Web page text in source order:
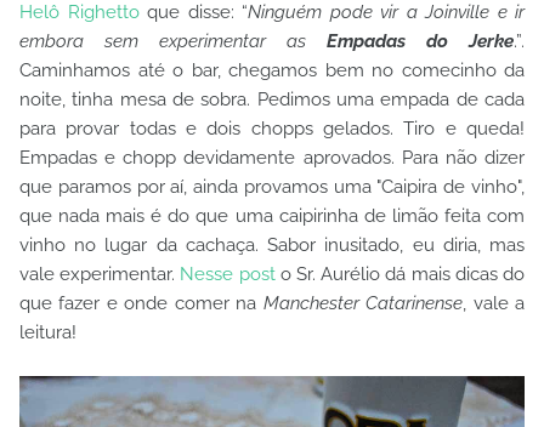
Helô Righettoque disse: “Ninguém pode vir a Joinville e ir
embora sem experimentar as Empadas do Jerke.”.
Caminhamos até o bar, chegamos bem no comecinho da
noite, tinha mesa de sobra. Pedimos uma empada de cada
para provar todas e dois chopps gelados. Tiro e queda!
Empadas e chopp devidamente aprovados. Para não dizer
que paramos por aí, ainda provamos uma "Caipira de vinho",
que nada mais é do que uma caipirinha de limão feita com
vinho no lugar da cachaça. Sabor inusitado, eu diria, mas
vale experimentar. Nesse posto Sr. Aurélio dá mais dicas do
que fazer e onde comer na Manchester Catarinense, vale a
leitura!